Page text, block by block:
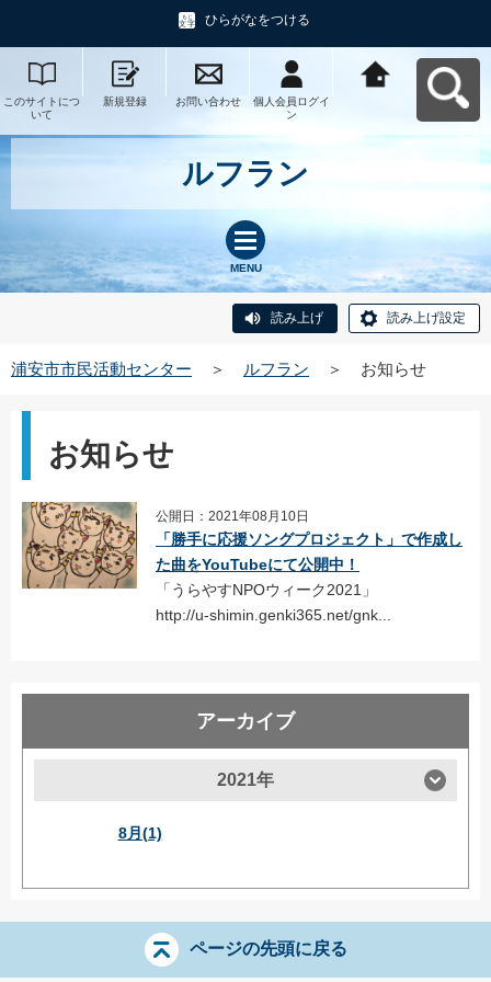
ひらがなをつける
このサイトにつ
いて
新規登録 お問い合わせ
個人会員ログイ
ン
ルフラン
MENU
読み上げ 読み上げ設定
浦安市市民活動センター ＞ ルフラン ＞ お知らせ
お知らせ
公開日：2021年08月10日
「勝手に応援ソングプロジェクト」で作成し
た曲をYouTubeにて公開中！
「うらやすNPOウィーク2021」
http://u-shimin.genki365.net/gnk...
アーカイブ
2021年
8月(1)
ページの先頭に戻る